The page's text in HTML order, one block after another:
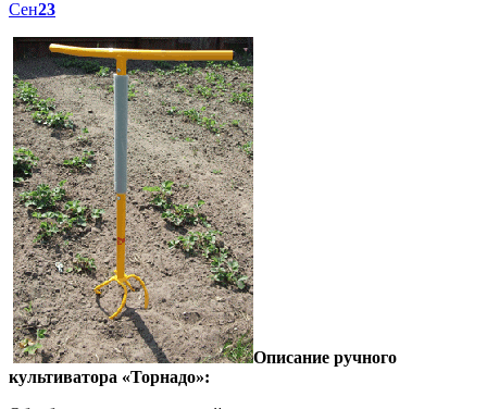
Сен23
Описание ручного
культиватора «Торнадо»: